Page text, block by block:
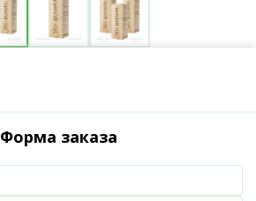
Форма заказа